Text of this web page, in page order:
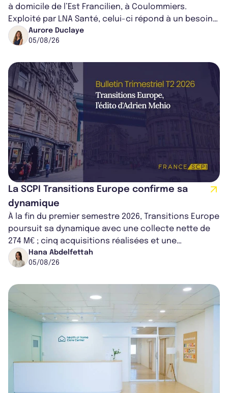
à domicile de l’Est Francilien, à Coulommiers.
Exploité par LNA Santé, celui-ci répond à un besoin
médical croissant, qui s...
Aurore Duclaye
05/08/26
La SCPI Transitions Europe confirme sa
dynamique
À la fin du premier semestre 2026, Transitions Europe
poursuit sa dynamique avec une collecte nette de
274 M€ ; cinq acquisitions réalisées et une
capitalisation portée à 1,38 Md€....
Hana Abdelfettah
05/08/26